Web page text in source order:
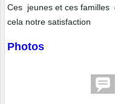
Ces jeunes et ces familles
cela notre satisfaction
Photos